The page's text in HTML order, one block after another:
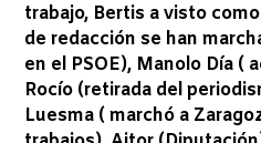
trabajo, Bertis a visto
de redacción se han
en el PSOE), Manolo Día (
Rocío (retirada del
Luesma ( marchó a